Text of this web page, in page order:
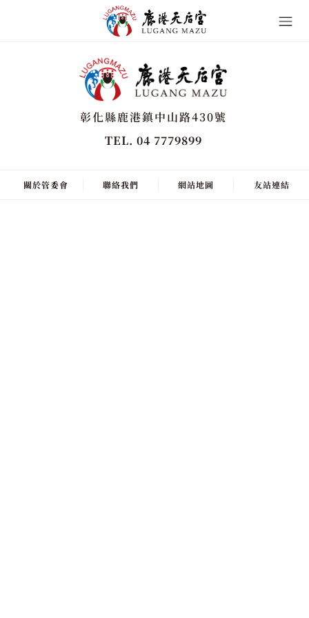
彰化縣鹿港鎮中山路430號
TEL. 04 7779899
關於管委會 聯絡我們 網站地圖 友站連結